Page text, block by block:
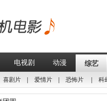
电视剧 动漫 综艺
喜剧片 | 爱情片 | 恐怖片 | 科